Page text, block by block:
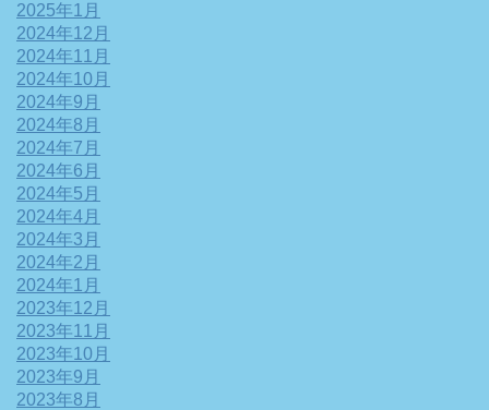
2025年1月
2024年12月
2024年11月
2024年10月
2024年9月
2024年8月
2024年7月
2024年6月
2024年5月
2024年4月
2024年3月
2024年2月
2024年1月
2023年12月
2023年11月
2023年10月
2023年9月
2023年8月